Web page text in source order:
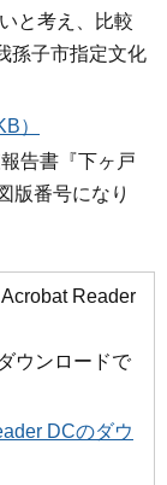
と考え、比較
孫子市指定文化
）
告書『下ヶ戸
版番号になり
Reader
ウンロードで
DCのダウ